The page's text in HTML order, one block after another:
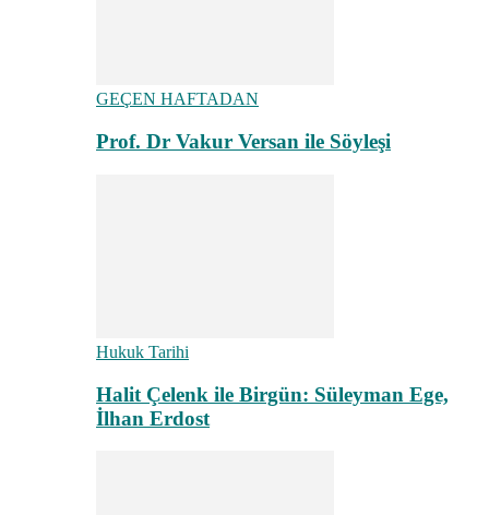
GEÇEN HAFTADAN
Prof. Dr Vakur Versan ile Söyleşi
Hukuk Tarihi
Halit Çelenk ile Birgün: Süleyman Ege,
İlhan Erdost